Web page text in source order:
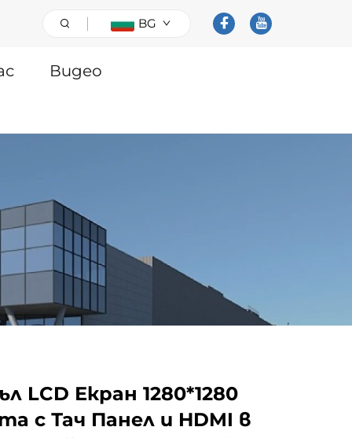
BG
Видео
LCD Екран 1280*1280
с Тач Панел и HDMI в